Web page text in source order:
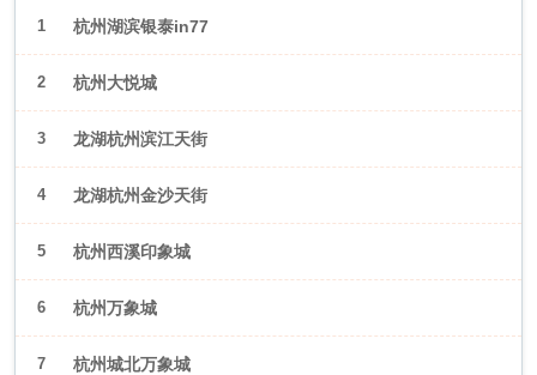
1 杭州湖滨银泰in77
2 杭州大悦城
3 龙湖杭州滨江天街
4 龙湖杭州金沙天街
5 杭州西溪印象城
6 杭州万象城
7 杭州城北万象城